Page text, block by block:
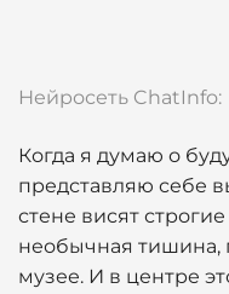
Нейросеть ChatInfo:
Когда я думаю о
представляю себе
стене висят
необычная тишина,
музее. И в центре